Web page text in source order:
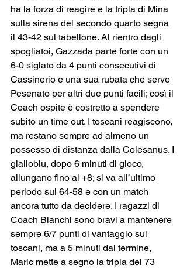
ha la forza di reagire e la tripla di Mina
sulla sirena del secondo quarto segna
il 43-42 sul tabellone. Al rientro dagli
spogliatoi, Gazzada parte forte con un
6-0 siglato da 4 punti consecutivi di
Cassinerio e una sua rubata che serve
Pesenato per altri due punti facili; così il
Coach ospite è costretto a spendere
subito un time out. I toscani reagiscono,
ma restano sempre ad almeno un
possesso di distanza dalla Colesanus. I
gialloblu, dopo 6 minuti di gioco,
allungano fino al +8; si va all’ultimo
periodo sul 64-58 e con un match
ancora tutto da decidere. I ragazzi di
Coach Bianchi sono bravi a mantenere
sempre 6/7 punti di vantaggio sui
toscani, ma a 5 minuti dal termine,
Maric mette a segno la tripla del 73